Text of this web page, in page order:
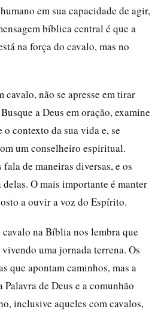
em sua capacidade de agir,
bíblica central é que a
na força do cavalo, mas no
cavalo, não se apresse em tirar
a Deus em oração, examine
contexto da sua vida e, se
um conselheiro espiritual.
de maneiras diversas, e os
delas. O mais importante é manter
a ouvir a voz do Espírito.
na Bíblia nos lembra que
uma jornada terrena. Os
que apontam caminhos, mas a
de Deus e a comunhão
inclusive aqueles com cavalos,